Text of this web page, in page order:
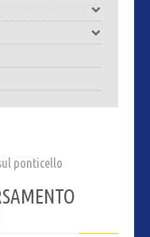
ponticello